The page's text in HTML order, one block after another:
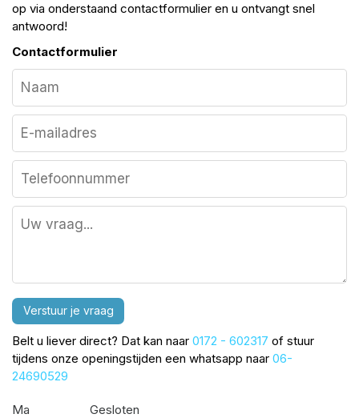
op via onderstaand contactformulier en u ontvangt snel
antwoord!
Contactformulier
Verstuur je vraag
Belt u liever direct? Dat kan naar 0172 - 602317 of stuur
tijdens onze openingstijden een whatsapp naar 06-
24690529
Ma Gesloten